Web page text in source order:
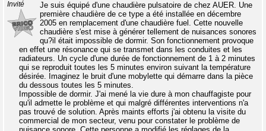
Invité
Je suis équipé d'une chaudière pulsatoire de chez AUER. Une
première chaudière de ce type a été installée en décembre
2005 en remplacement d'une chaudière fuel. Cette nouvelle
chaudière s'est mise à générer tellement de nuisances sonores
qu?il était impossible de dormir. Son fonctionnement provoque
en effet une résonance qui se transmet dans les conduites et les
radiateurs. Un cycle d'une durée de fonctionnement de 1 à 2 minutes
qui se reproduit toutes les 5 minutes environ suivant la température
désirée. Imaginez le bruit d'une mobylette qui démarre dans la pièce
du dessous toutes les 5 minutes.
Impossible de dormir. J'ai mené la vie dure à mon chauffagiste pour
qu'il admette le problème et qui malgré différentes interventions n'a
pas trouvé de solution. Après maints efforts j'ai obtenu la visite du
commercial de mon secteur, venu pour constater le problème de